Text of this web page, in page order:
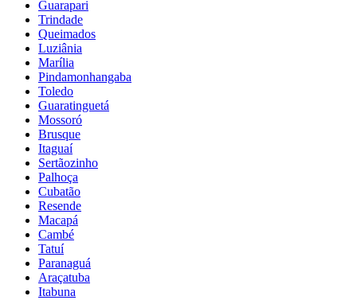
Guarapari
Trindade
Queimados
Luziânia
Marília
Pindamonhangaba
Toledo
Guaratinguetá
Mossoró
Brusque
Itaguaí
Sertãozinho
Palhoça
Cubatão
Resende
Macapá
Cambé
Tatuí
Paranaguá
Araçatuba
Itabuna